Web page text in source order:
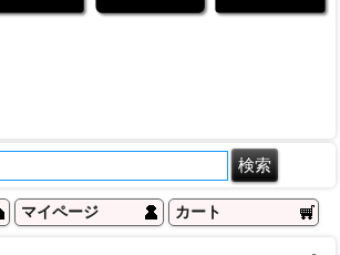
マイページ カート